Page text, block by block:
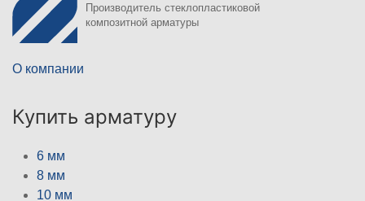
Производитель стеклопластиковой
композитной арматуры
О компании
Купить арматуру
6 мм
8 мм
10 мм